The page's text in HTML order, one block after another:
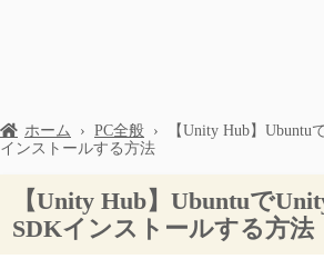
ホーム › PC全般 ›
【Unity Hub】Ubuntu
インストールする方法
【Unity Hub】Ubuntuで
SDKインストールする方法